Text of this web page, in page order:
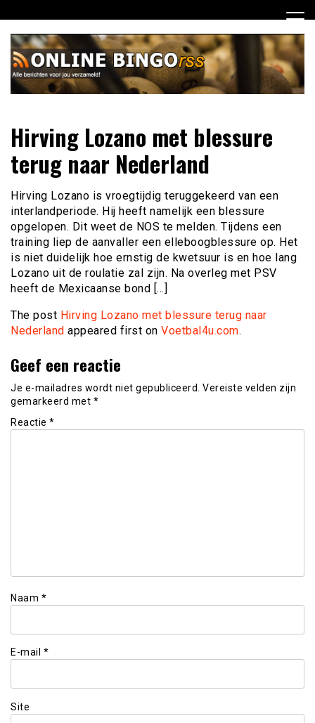
naar
inhoud
Online Bingo RSS
verzameld
Hirving Lozano met blessure
terug naar Nederland
Hirving Lozano is vroegtijdig teruggekeerd van een
interlandperiode. Hij heeft namelijk een blessure
opgelopen. Dit weet de NOS te melden. Tijdens een
training liep de aanvaller een elleboogblessure op. Het
is niet duidelijk hoe ernstig de kwetsuur is en hoe lang
Lozano uit de roulatie zal zijn. Na overleg met PSV
heeft de Mexicaanse bond […]
The post Hirving Lozano met blessure terug naar
Nederland appeared first on Voetbal4u.com.
Geef een reactie
Je e-mailadres wordt niet gepubliceerd. Vereiste velden zijn
gemarkeerd met *
Reactie *
Naam *
E-mail *
Site